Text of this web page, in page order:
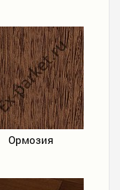
Ормозия